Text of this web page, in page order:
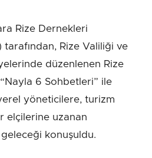
Rize Dernekleri
tarafından, Rize Valiliği ve
düzenlenen Rize
6 Sohbetleri” ile
yöneticilere, turizm
elçilerine uzanan
geleceği konuşuldu.